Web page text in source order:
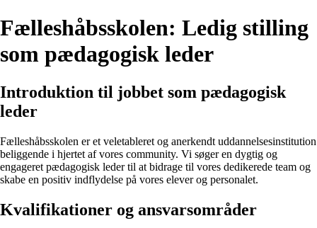
Fælleshåbsskolen: Ledig stilling
som pædagogisk leder
Introduktion til jobbet som pædagogisk
leder
Fælleshåbsskolen er et veletableret og anerkendt uddannelsesinstitution
beliggende i hjertet af vores community. Vi søger en dygtig og
engageret pædagogisk leder til at bidrage til vores dedikerede team og
skabe en positiv indflydelse på vores elever og personalet.
Kvalifikationer og ansvarsområder